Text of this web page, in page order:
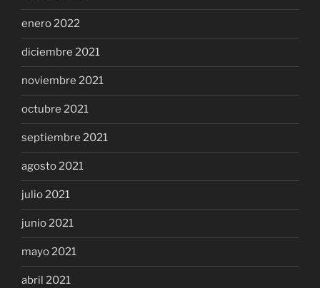
enero 2022
diciembre 2021
noviembre 2021
octubre 2021
septiembre 2021
agosto 2021
julio 2021
junio 2021
mayo 2021
abril 2021